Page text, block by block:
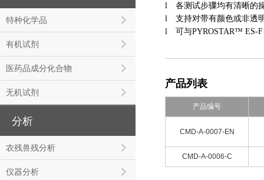
特种化学品
有机试剂
医药品成分化合物
无机试剂
分析
农残兽残分析
仪器分析
l 各测试步骤均有清晰的
l 支持对带有颜色或非透
l 可与PYROSTAR™ ES-
产品列表
产品编号
CMD-A-0007-EN
CMD-A-0006-C